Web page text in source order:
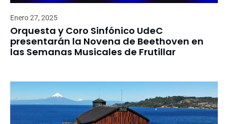
Enero 27, 2025
Orquesta y Coro Sinfónico UdeC
presentarán la Novena de Beethoven en
las Semanas Musicales de Frutillar